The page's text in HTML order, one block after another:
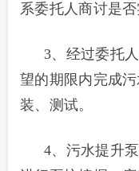
系委托人商讨是否
3、经过委托
望的期限内完成
装、测试。
4、污水提升